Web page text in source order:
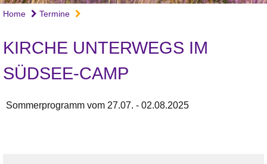
Home Termine
KIRCHE UNTERWEGS IM
SÜDSEE-CAMP
Sommerprogramm vom 27.07. - 02.08.2025